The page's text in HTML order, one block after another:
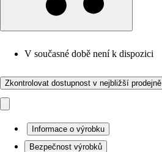
V současné době není k dispozici
Zkontrolovat dostupnost v nejbližší prodejně
Informace o výrobku
Bezpečnost výrobků